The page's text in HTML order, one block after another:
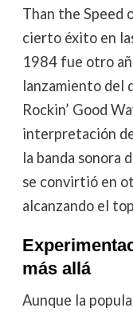
Than the Speed
cierto éxito en
1984 fue otro
lanzamiento del
Rockin’ Good
interpretación
la banda sonora
se convirtió en
alcanzando el
más allá
Aunque la